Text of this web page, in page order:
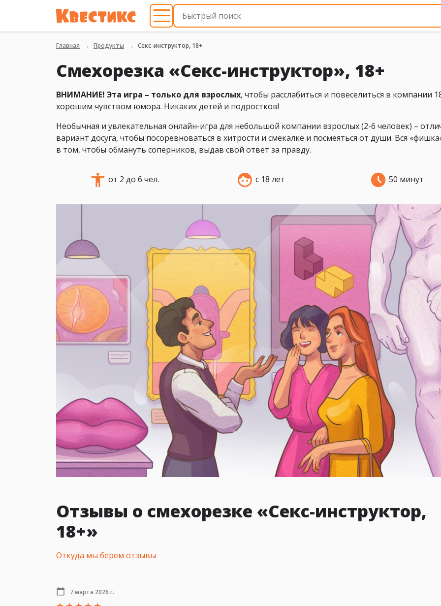
Главная Продукты Секс-инструктор, 18+
Смехорезка «Секс-инструктор», 18+
ВНИМАНИЕ! Эта игра – только для взрослых, чтобы расслабиться и повеселиться в компании
хорошим чувством юмора. Никаких детей и подростков!
Необычная и увлекательная онлайн-игра для небольшой компании взрослых (2-6 человек) –
вариант досуга, чтобы посоревноваться в хитрости и смекалке и посмеяться от души. Вся
в том, чтобы обмануть соперников, выдав свой ответ за правду.
от 2 до 6 чел. с 18 лет 50 минут
Отзывы о смехорезке «Секс-инструктор,
18+»
Откуда мы берем отзывы
7 марта 2026 г.